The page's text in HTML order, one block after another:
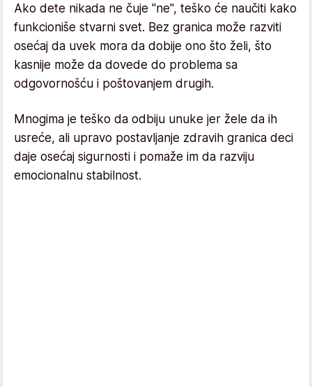
Ako dete nikada ne čuje "ne", teško će naučiti kako
funkcioniše stvarni svet. Bez granica može razviti
osećaj da uvek mora da dobije ono što želi, što
kasnije može da dovede do problema sa
odgovornošću i poštovanjem drugih.
Mnogima je teško da odbiju unuke jer žele da ih
usreće, ali upravo postavljanje zdravih granica deci
daje osećaj sigurnosti i pomaže im da razviju
emocionalnu stabilnost.